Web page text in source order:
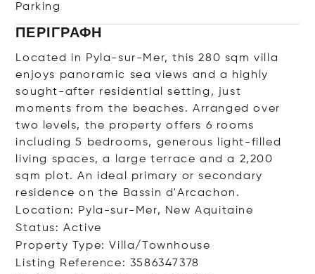
Parking
ΠΕΡΙΓΡΑΦΉ
Located in Pyla-sur-Mer, this 280 sqm villa
enjoys panoramic sea views and a highly
sought-after residential setting, just
moments from the beaches. Arranged over
two levels, the property offers 6 rooms
including 5 bedrooms, generous light-filled
living spaces, a large terrace and a 2,200
sqm plot. An ideal primary or secondary
residence on the Bassin d'Arcachon.
Location: Pyla-sur-Mer, New Aquitaine
Status: Active
Property Type: Villa/Townhouse
Listing Reference: 3586347378